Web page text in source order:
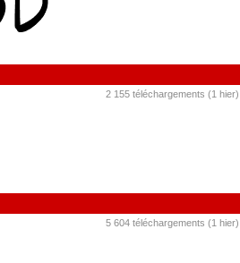
2 155 téléchargements (1 hier)
5 604 téléchargements (1 hier)